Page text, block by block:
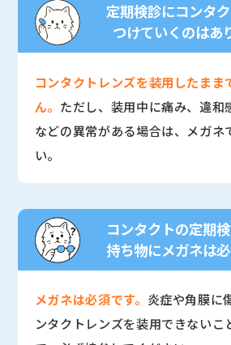
定期検診にコンタ
つけていくのはあ
コンタクトレンズを装用したまま
ん。 ただし、装用中に痛み、違和
などの異常がある場合は、メガネ
い。
コンタクトの定期検
持ち物にメガネは
メガネは必須です。 炎症や角膜に
ンタクトレンズを装用できないこ